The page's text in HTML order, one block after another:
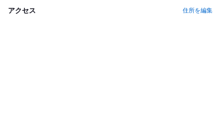
アクセス 住所を編集